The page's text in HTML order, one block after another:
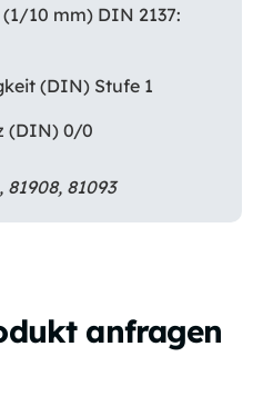
10 mm) DIN 2137:
(DIN) Stufe 1
(DIN) 0/0
81093
anfragen